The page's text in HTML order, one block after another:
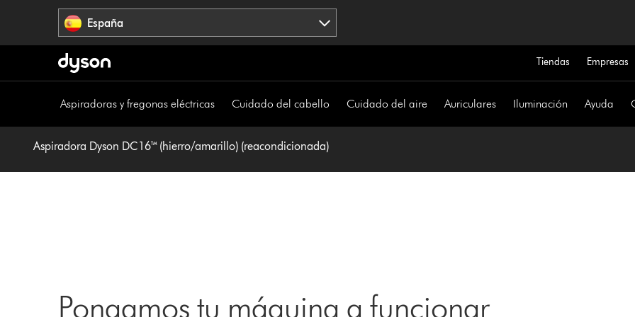
España
Tiendas Empresas
Aspiradoras y fregonas eléctricas Cuidado del cabello Cuidado del aire Auriculares Iluminación Ayuda
Aspiradora Dyson DC16™ (hierro/amarillo) (reacondicionada)
Pongamos tu máquina a funcionar